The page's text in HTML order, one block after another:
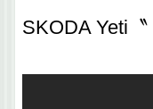
SKODA Yeti〝